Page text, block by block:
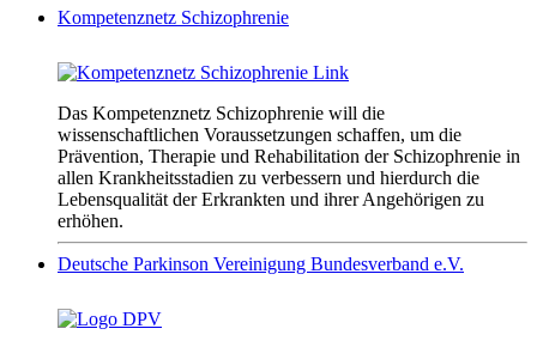
Kompetenznetz Schizophrenie
Das Kompetenznetz Schizophrenie will die
wissenschaftlichen Voraussetzungen schaffen, um die
Prävention, Therapie und Rehabilitation der Schizophrenie in
allen Krankheitsstadien zu verbessern und hierdurch die
Lebensqualität der Erkrankten und ihrer Angehörigen zu
erhöhen.
Deutsche Parkinson Vereinigung Bundesverband e.V.